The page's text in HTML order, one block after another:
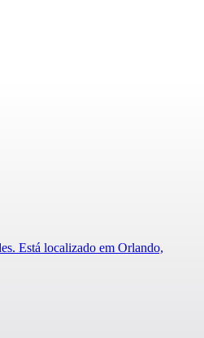
Está localizado em Orlando,